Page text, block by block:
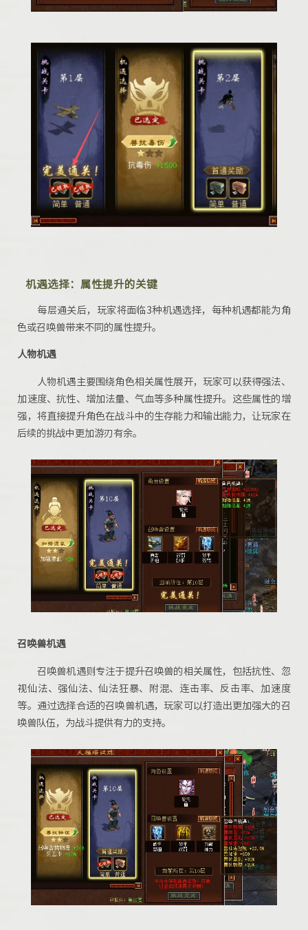
机遇选择：属性提升的关键
每层通关后，玩家将面临3种机遇选择，每种机遇都能为角
色或召唤兽带来不同的属性提升。
人物机遇
人物机遇主要围绕角色相关属性展开，玩家可以获得强法、
加速度、抗性、增加法量、气血等多种属性提升。这些属性的增
强，将直接提升角色在战斗中的生存能力和输出能力，让玩家在
后续的挑战中更加游刃有余。
召唤兽机遇
召唤兽机遇则专注于提升召唤兽的相关属性，包括抗性、忽
视仙法、强仙法、仙法狂暴、附混、连击率、反击率、加速度
等。通过选择合适的召唤兽机遇，玩家可以打造出更加强大的召
唤兽队伍，为战斗提供有力的支持。